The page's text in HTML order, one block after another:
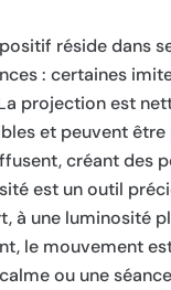
réside dans
: certaines
projection est
et peuvent
créant des
est un outil
à une luminosité
le mouvement
ou une